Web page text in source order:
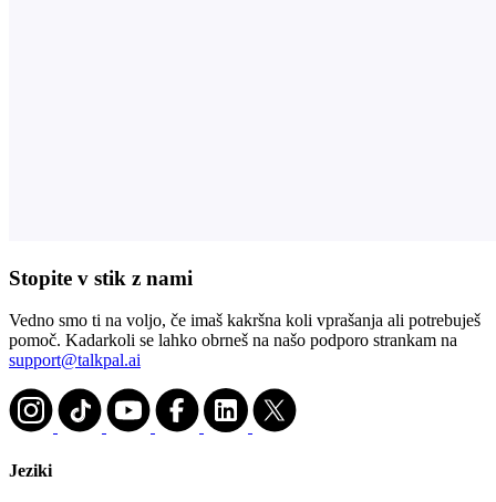
Stopite v stik z nami
Vedno smo ti na voljo, če imaš kakršna koli vprašanja ali potrebuješ
pomoč. Kadarkoli se lahko obrneš na našo podporo strankam na
support@talkpal.ai
Jeziki